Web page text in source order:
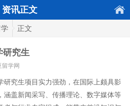
资讯正文
正文
研究生
学网
研究生项目实力强劲，在国际上颇具影
涵盖新闻采写、传播理论、数字媒体等